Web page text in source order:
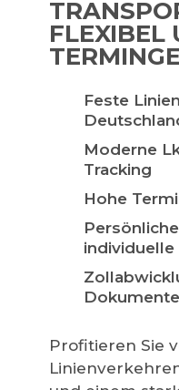
FLEXIBEL
Feste
Moderne
Tracking
Hohe
individuelle
Profitieren Sie